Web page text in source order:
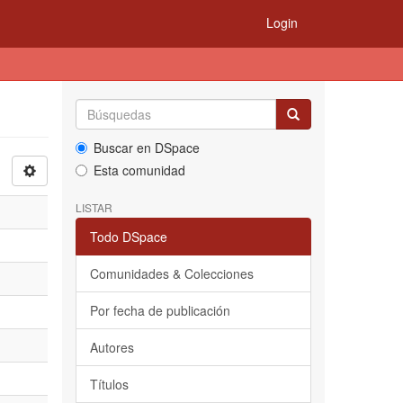
Login
Buscar en DSpace
Esta comunidad
LISTAR
Todo DSpace
Comunidades & Colecciones
Por fecha de publicación
Autores
Títulos